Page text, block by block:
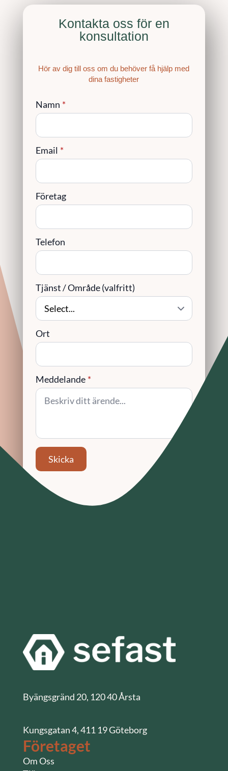
Kontakta oss för en
konsultation
Hör av dig till oss om du behöver få hjälp med
dina fastigheter
Namn *
Email *
Företag
Telefon
Tjänst / Område (valfritt)
Ort
Meddelande *
Skicka
Byängsgränd 20, 120 40 Årsta
Kungsgatan 4, 411 19 Göteborg
Företaget
Om Oss